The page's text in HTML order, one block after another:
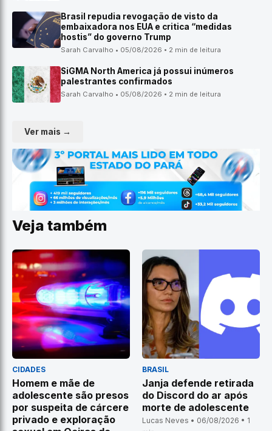
Brasil repudia revogação de visto da
embaixadora nos EUA e critica “medidas
hostis” do governo Trump
Sarah Carvalho • 05/08/2026 • 2 min de leitura
SiGMA North America já possui inúmeros
palestrantes confirmados
Sarah Carvalho • 05/08/2026 • 2 min de leitura
Ver mais →
Veja também
CIDADES
Homem e mãe de
adolescente são presos
por suspeita de cárcere
privado e exploração
BRASIL
Janja defende retirada
do Discord do ar após
morte de adolescente
Lucas Neves • 06/08/2026 • 1